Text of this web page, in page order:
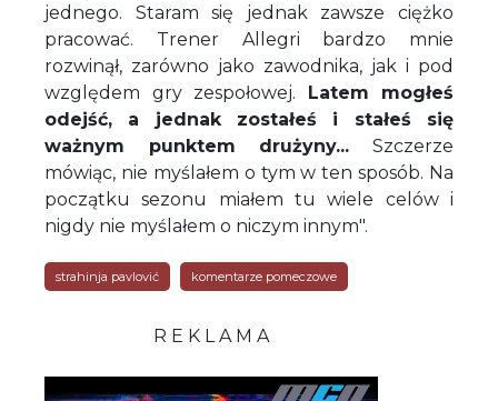
jednego. Staram się jednak zawsze ciężko
pracować. Trener Allegri bardzo mnie
rozwinął, zarówno jako zawodnika, jak i pod
względem gry zespołowej. Latem mogłeś
odejść, a jednak zostałeś i stałeś się
ważnym punktem drużyny... Szczerze
mówiąc, nie myślałem o tym w ten sposób. Na
początku sezonu miałem tu wiele celów i
nigdy nie myślałem o niczym innym".
strahinja pavlović komentarze pomeczowe
R E K L A M A